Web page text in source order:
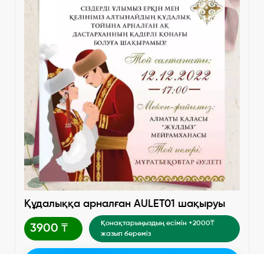
Құдалыққа арналған AULET01 шақыруы
3900 ₸
Қонақтарыңыздың есімін +2000₸
жазып береміз